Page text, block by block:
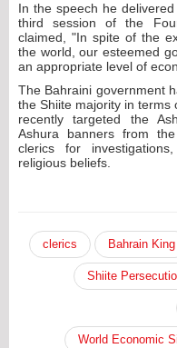
In the speech he
third session of the
claimed, "In spite of the
the world, our esteemed
an appropriate level of
The Bahraini government
the Shiite majority in
recently targeted the
Ashura banners from
clerics for
religious beliefs.
Bahrain King
clerics
Shiite
World Economic